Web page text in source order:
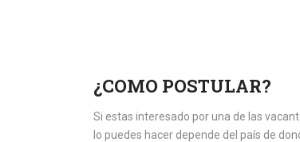
¿COMO POSTULAR?
Si estas interesado por una de las
lo puedes hacer depende del país de